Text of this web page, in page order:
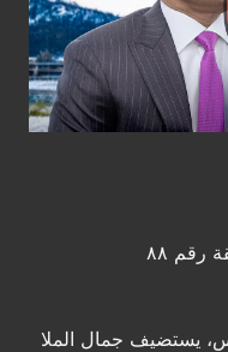
رقم ٨٨
يستضيف جمال الملا